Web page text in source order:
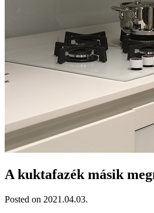
A kuktafazék másik
Posted on 2021.04.03.